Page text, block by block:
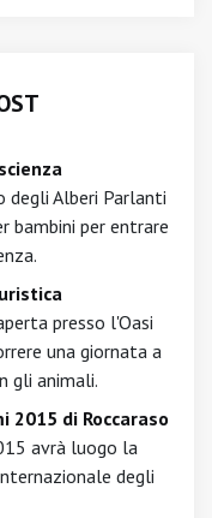
degli Alberi Parlanti
bambini per entrare
presso l'Oasi
una giornata a
gli animali.
2015 di Roccaraso
avrà luogo la
degli